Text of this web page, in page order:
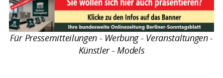
Für Pressemitteilungen - Werbung - Veranstaltungen -
Künstler - Models